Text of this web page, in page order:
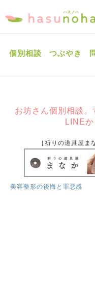
個別相談 つぶやき
お坊さん個別相談
LINE
［祈りの道具屋
美容整形の後悔と罪悪感